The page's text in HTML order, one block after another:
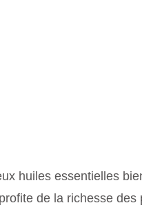
huiles essentielles
de la richesse